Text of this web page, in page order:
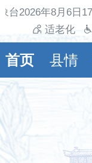
台2026年8月6日
适老化
首页 县情